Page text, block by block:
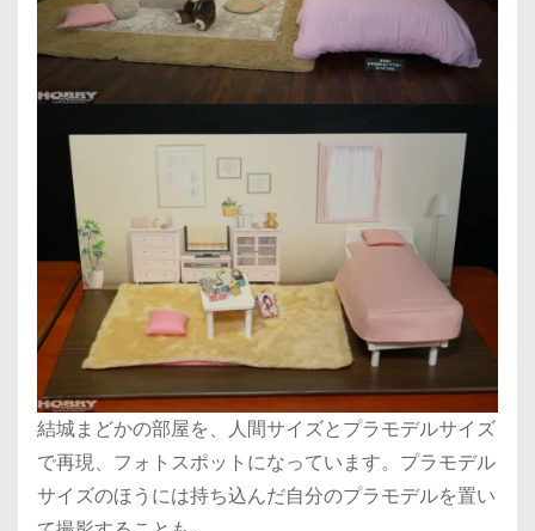
結城まどかの部屋を、人間サイズとプラモデルサイズ
で再現、フォトスポットになっています。プラモデル
サイズのほうには持ち込んだ自分のプラモデルを置い